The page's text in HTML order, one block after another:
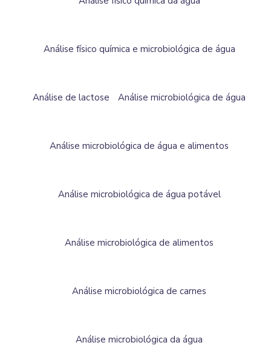
Análise físico química e microbiológica de água
Análise de lactose Análise microbiológica de água
Análise microbiológica de água e alimentos
Análise microbiológica de água potável
Análise microbiológica de alimentos
Análise microbiológica de carnes
Análise microbiológica da água